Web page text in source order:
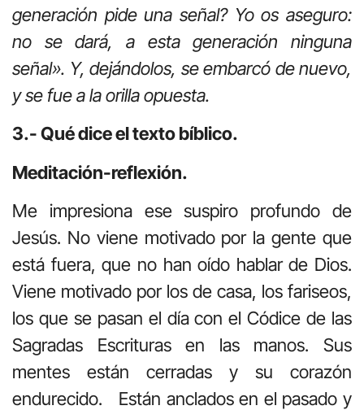
generación pide una señal? Yo os aseguro:
no se dará, a esta generación ninguna
señal». Y, dejándolos, se embarcó de nuevo,
y se fue a la orilla opuesta.
3.- Qué dice el texto bíblico.
Meditación-reflexión.
Me impresiona ese suspiro profundo de
Jesús. No viene motivado por la gente que
está fuera, que no han oído hablar de Dios.
Viene motivado por los de casa, los fariseos,
los que se pasan el día con el Códice de las
Sagradas Escrituras en las manos. Sus
mentes están cerradas y su corazón
endurecido. Están anclados en el pasado y